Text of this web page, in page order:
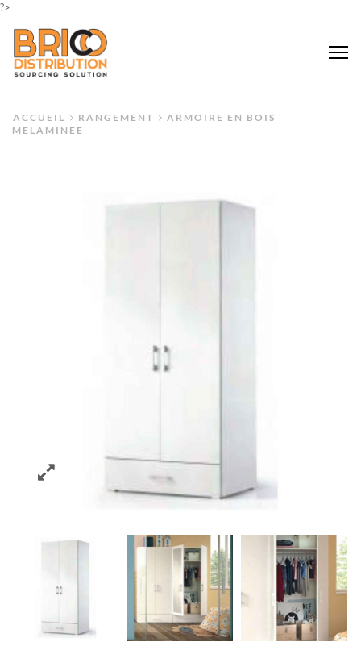
?>
ACCUEIL RANGEMENT
ARMOIRE EN BOIS
MELAMINEE